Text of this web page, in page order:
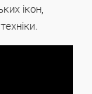
ікон,